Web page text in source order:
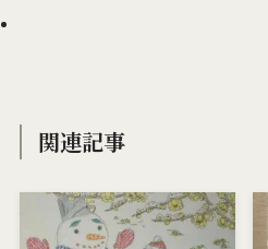
関連記事